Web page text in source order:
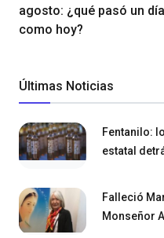
agosto: ¿qué pasó un día
como hoy?
Últimas Noticias
Fentanilo:
estatal
Falleció
Monseñor